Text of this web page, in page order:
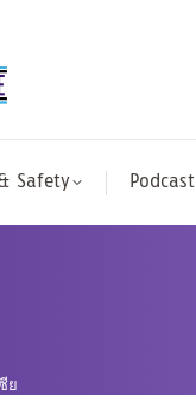
Safety Podcast
ย